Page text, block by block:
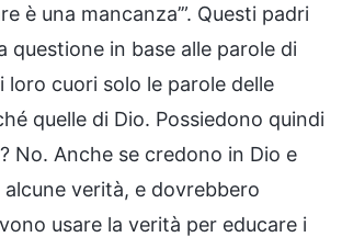
è una mancanza’”. Questi padri
questione in base alle parole di
loro cuori solo le parole delle
quelle di Dio. Possiedono quindi
No. Anche se credono in Dio e
verità, e dovrebbero
usare la verità per educare i